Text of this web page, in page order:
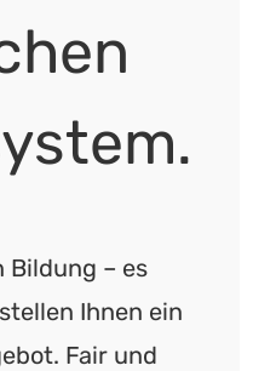
Bildung – es
Ihnen ein
Fair und